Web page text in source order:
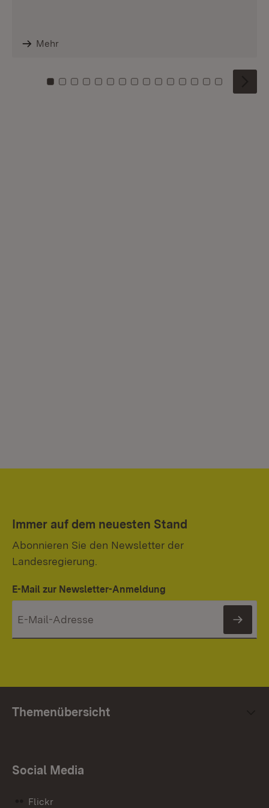
Mehr
Zu Kachel: 0
Zu Kachel: 1
Zu Kachel: 2
Zu Kachel: 3
Zu Kachel: 4
Zu Kachel: 5
Zu Kachel: 6
Zu Kachel: 7
Zu Kachel: 8
Zu Kachel: 9
Zu Kachel: 10
Zu Kachel: 11
Zu Kachel: 12
Zu Kachel:
Zu
Immer auf dem neuesten Stand
Abonnieren Sie den Newsletter der
Landesregierung.
E-Mail zur Newsletter-Anmeldung
Themenübersicht
Social Media
Flickr